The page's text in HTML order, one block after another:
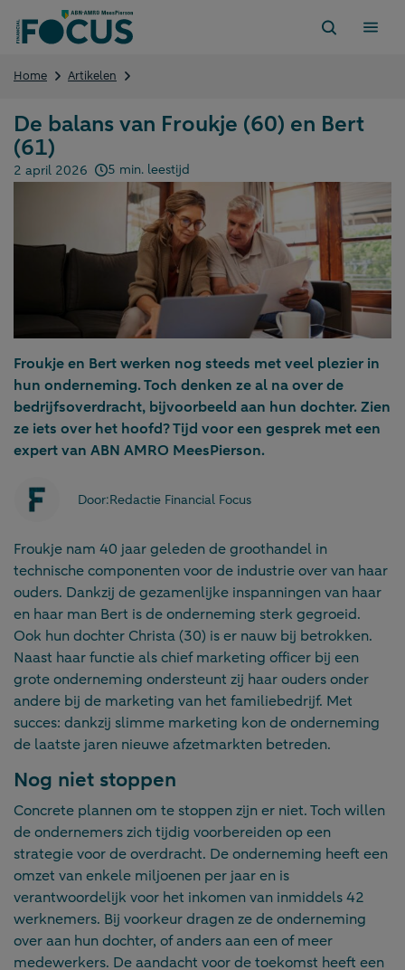
naar
Home Artikelen
Froukje
Bert
(61)
De balans van Froukje (60) en Bert
(61)
Gepubliceerd op:
2 april 2026 5 min. leestijd
Froukje en Bert werken nog steeds met veel plezier in
hun onderneming. Toch denken ze al na over de
bedrijfsoverdracht, bijvoorbeeld aan hun dochter. Zien
ze iets over het hoofd? Tijd voor een gesprek met een
expert van ABN AMRO MeesPierson.
Door:Redactie Financial Focus
Froukje nam 40 jaar geleden de groothandel in
technische componenten voor de industrie over van haar
ouders. Dankzij de gezamenlijke inspanningen van haar
en haar man Bert is de onderneming sterk gegroeid.
Ook hun dochter Christa (30) is er nauw bij betrokken.
Naast haar functie als chief marketing officer bij een
grote onderneming ondersteunt zij haar ouders onder
andere bij de marketing van het familiebedrijf. Met
succes: dankzij slimme marketing kon de onderneming
de laatste jaren nieuwe afzetmarkten betreden.
Nog niet stoppen
Concrete plannen om te stoppen zijn er niet. Toch willen
de ondernemers zich tijdig voorbereiden op een
strategie voor de overdracht. De onderneming heeft een
omzet van enkele miljoenen per jaar en is
verantwoordelijk voor het inkomen van inmiddels 42
werknemers. Bij voorkeur dragen ze de onderneming
over aan hun dochter, of anders aan een of meer
medewerkers. De aandacht voor de toekomst heeft een